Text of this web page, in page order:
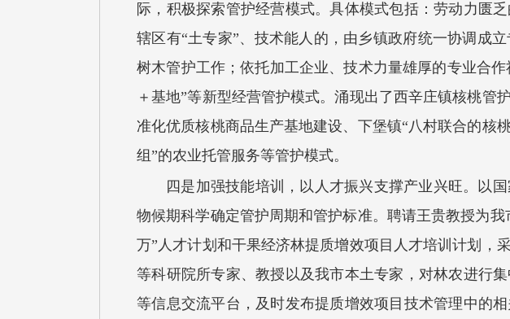
际，积极探索管护经营模式。具体模式包括：劳动力匮
辖区有“土专家”、技术能人的，由乡镇政府统一协调成
树木管护工作；依托加工企业、技术力量雄厚的专业合
＋基地”等新型经营管护模式。涌现出了西辛庄镇核桃
准化优质核桃商品生产基地建设、下堡镇“八村联合的核
组”的农业托管服务等管护模式。
四是加强技能培训，以人才振兴支撑产业兴旺。以
物候期科学确定管护周期和管护标准。聘请王贵教授为
万”人才计划和干果经济林提质增效项目人才培训计划，
等科研院所专家、教授以及我市本土专家，对林农进行
等信息交流平台，及时发布提质增效项目技术管理中的